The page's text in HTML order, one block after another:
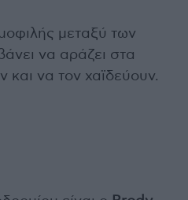
μεταξύ των
να αράζει στα
να τον χαϊδεύουν.